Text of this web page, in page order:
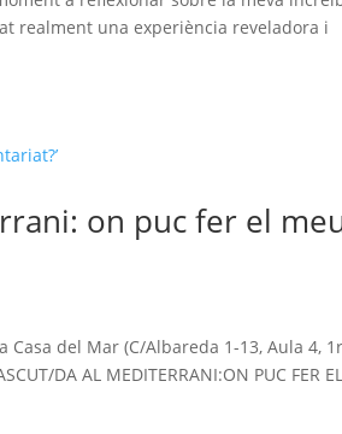
realment una experiència reveladora i
on puc fer el
del Mar (C/Albareda 1-13, Aula 4,
DA AL MEDITERRANI:ON PUC FER EL